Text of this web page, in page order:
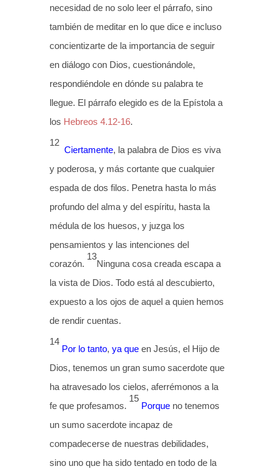
necesidad de no solo leer el párrafo, sino
también de meditar en lo que dice e incluso
concientizarte de la importancia de seguir
en diálogo con Dios, cuestionándole,
respondiéndole en dónde su palabra te
llegue. El párrafo elegido es de la Epístola a
los Hebreos 4.12-16.
12
Ciertamente, la palabra de Dios es viva
y poderosa, y más cortante que cualquier
espada de dos filos. Penetra hasta lo más
profundo del alma y del espíritu, hasta la
médula de los huesos, y juzga los
pensamientos y las intenciones del
corazón.
13
Ninguna cosa creada escapa a
la vista de Dios. Todo está al descubierto,
expuesto a los ojos de aquel a quien hemos
de rendir cuentas.
14
Por lo tanto, ya queen Jesús, el Hijo de
Dios, tenemos un gran sumo sacerdote que
ha atravesado los cielos, aferrémonos a la
fe que profesamos.
15
Porqueno tenemos
un sumo sacerdote incapaz de
compadecerse de nuestras debilidades,
sino uno que ha sido tentado en todo de la